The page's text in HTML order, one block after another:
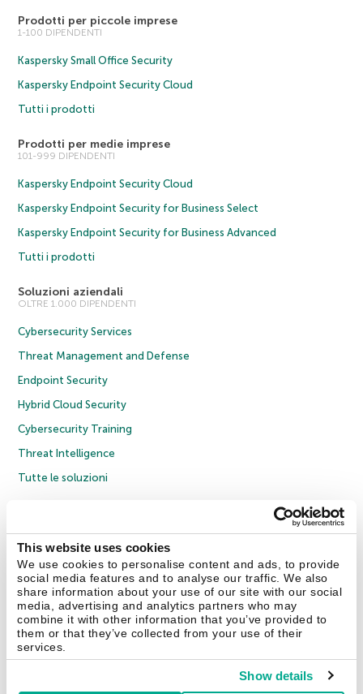
This website uses cookies
We use cookies to personalise content and ads, to provide
social media features and to analyse our traffic. We also
share information about your use of our site with our social
media, advertising and analytics partners who may
combine it with other information that you’ve provided to
them or that they’ve collected from your use of their
services.
Show details
Prodotti per piccole imprese
1-100 DIPENDENTI
Kaspersky Small Office Security
Kaspersky Endpoint Security Cloud
Tutti i prodotti
Prodotti per medie imprese
101-999 DIPENDENTI
Kaspersky Endpoint Security Cloud
Kaspersky Endpoint Security for Business Select
Kaspersky Endpoint Security for Business Advanced
Tutti i prodotti
Soluzioni aziendali
OLTRE 1.000 DIPENDENTI
Cybersecurity Services
Threat Management and Defense
Endpoint Security
Hybrid Cloud Security
Cybersecurity Training
Threat Intelligence
Tutte le soluzioni
Informativa sulla privacy
Policy anticorruzione
Contratto di licenza B2C
Cookies
Contatti Chi siamo Partner Blog Centro risorse Comunicati stampa
Securelist Eugene Personal Blog Encyclopedia